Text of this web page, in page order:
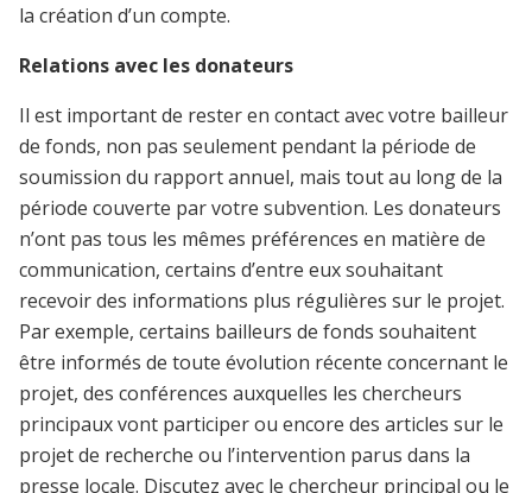
la création d’un compte.
Relations avec les donateurs
Il est important de rester en contact avec votre bailleur
de fonds, non pas seulement pendant la période de
soumission du rapport annuel, mais tout au long de la
période couverte par votre subvention. Les donateurs
n’ont pas tous les mêmes préférences en matière de
communication, certains d’entre eux souhaitant
recevoir des informations plus régulières sur le projet.
Par exemple, certains bailleurs de fonds souhaitent
être informés de toute évolution récente concernant le
projet, des conférences auxquelles les chercheurs
principaux vont participer ou encore des articles sur le
projet de recherche ou l’intervention parus dans la
presse locale. Discutez avec le chercheur principal ou le